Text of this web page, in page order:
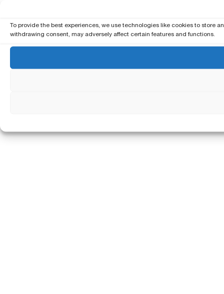
To provide the best experiences, we use technologies like cookies to store
withdrawing consent, may adversely affect certain features and functions.